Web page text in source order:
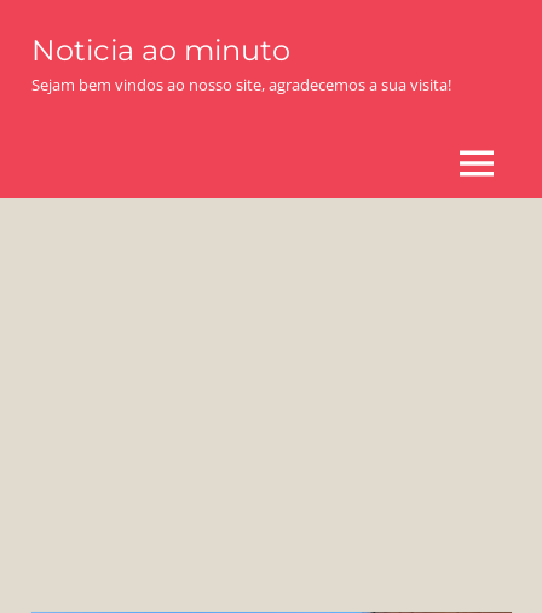
content
Noticia ao minuto
Sejam bem vindos ao nosso site, agradecemos a sua visita!
MENU